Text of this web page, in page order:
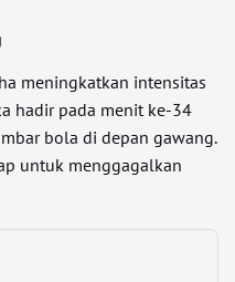
meningkatkan intensitas
hadir pada menit ke-34
bola di depan gawang.
untuk menggagalkan